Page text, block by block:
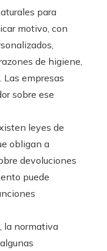
para
motivo, con
de higiene,
Las empresas
sobre ese
leyes de
obligan a
devoluciones
puede
la normativa